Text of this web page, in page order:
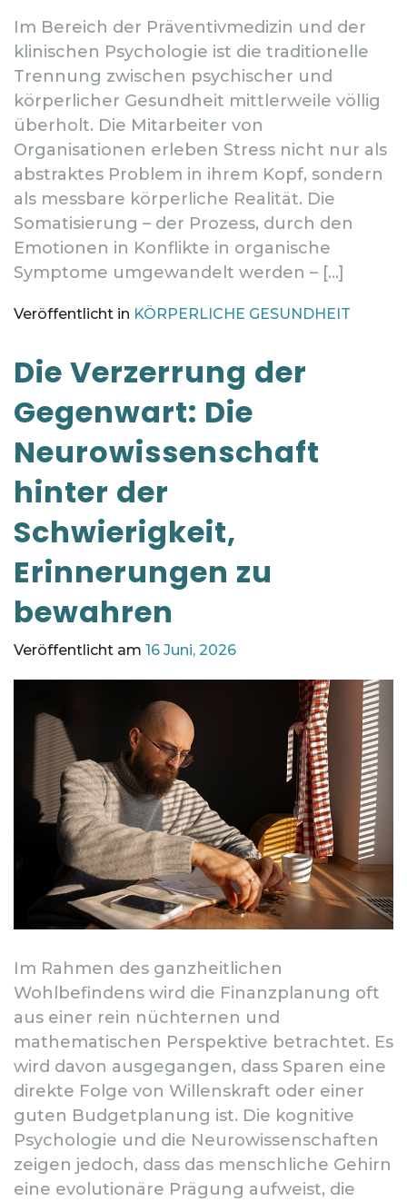
Im Bereich der Präventivmedizin und der
klinischen Psychologie ist die traditionelle
Trennung zwischen psychischer und
körperlicher Gesundheit mittlerweile völlig
überholt. Die Mitarbeiter von
Organisationen erleben Stress nicht nur als
abstraktes Problem in ihrem Kopf, sondern
als messbare körperliche Realität. Die
Somatisierung – der Prozess, durch den
Emotionen in Konflikte in organische
Symptome umgewandelt werden – […]
Veröffentlicht in KÖRPERLICHE GESUNDHEIT
Die Verzerrung der
Gegenwart: Die
Neurowissenschaft
hinter der
Schwierigkeit,
Erinnerungen zu
bewahren
Veröffentlicht am 16 Juni, 2026
Im Rahmen des ganzheitlichen
Wohlbefindens wird die Finanzplanung oft
aus einer rein nüchternen und
mathematischen Perspektive betrachtet. Es
wird davon ausgegangen, dass Sparen eine
direkte Folge von Willenskraft oder einer
guten Budgetplanung ist. Die kognitive
Psychologie und die Neurowissenschaften
zeigen jedoch, dass das menschliche Gehirn
eine evolutionäre Prägung aufweist, die